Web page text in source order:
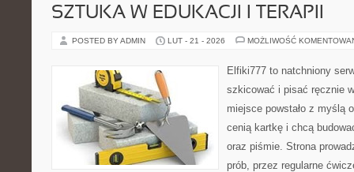
SZTUKA W EDUKACJI I TERAPII
POSTED BY ADMIN LUT - 21 - 2026 MOŻLIWOŚĆ
Elfiki777 to natchniony
szkicować i pisać ręcznie
miejsce powstało z myślą
cenią kartkę i chcą
oraz piśmie. Strona
prób, przez regularne